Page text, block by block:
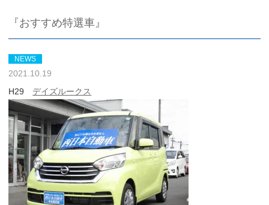
『おすすめ特選車』
NEWS
2021.10.19
H29デイズルークス